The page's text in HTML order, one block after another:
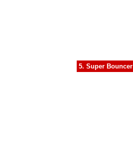
5. Super Bouncer